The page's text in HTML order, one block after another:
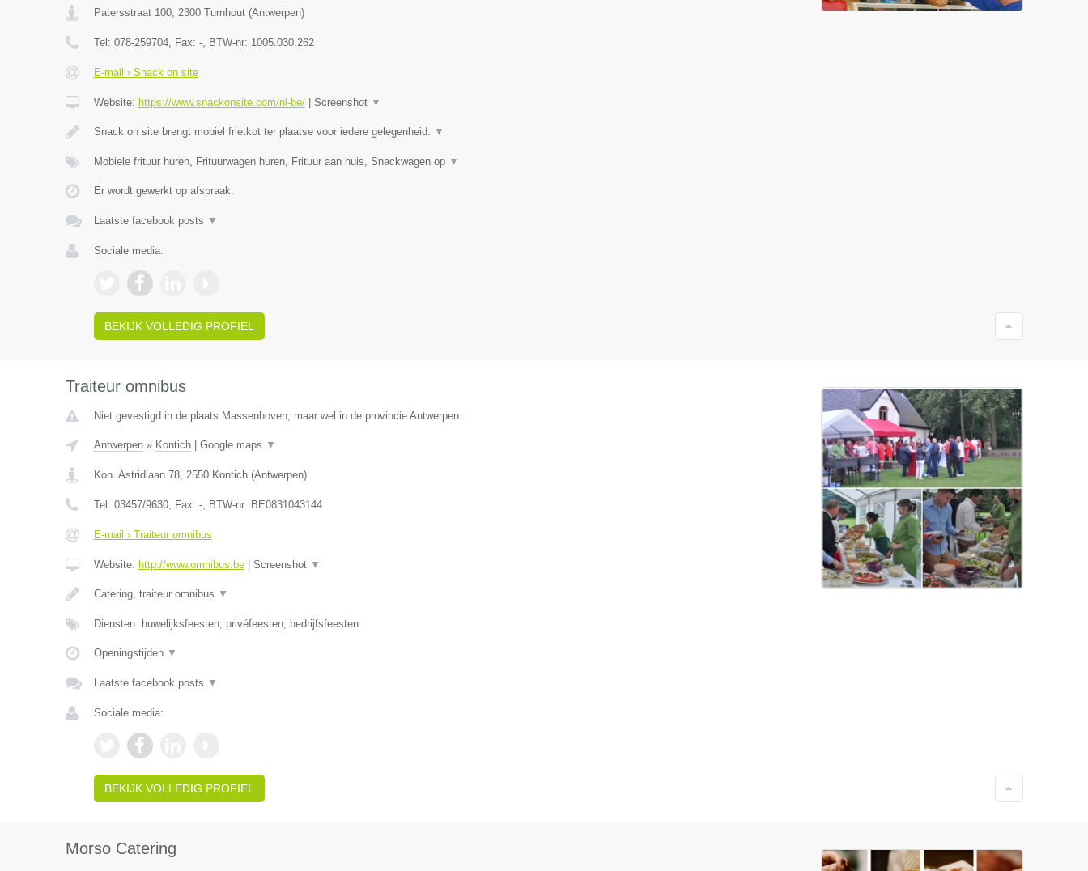
Patersstraat 100, 2300 Turnhout(Antwerpen)
Tel: 078-259704, Fax: -, BTW-nr: 1005.030.262
E-mail › Snack on site
Website: https://www.snackonsite.com/nl-be/| Screenshot ▼
Snack on site brengt mobiel frietkot ter plaatse voor iedere gelegenheid. ▼
Mobiele frituur huren, Frituurwagen huren, Frituur aan huis, Snackwagen op ▼
Er wordt gewerkt op afspraak.
Laatste facebook posts ▼
Sociale media:
BEKIJK VOLLEDIG PROFIEL
Traiteur omnibus
Niet gevestigd in de plaats Massenhoven, maar wel in de provincie Antwerpen.
Antwerpen» Kontich| Google maps ▼
Kon. Astridlaan 78, 2550 Kontich(Antwerpen)
Tel: 03457/9630, Fax: -, BTW-nr: BE0831043144
E-mail › Traiteur omnibus
Website: http://www.omnibus.be| Screenshot ▼
Catering, traiteur omnibus ▼
Diensten: huwelijksfeesten, privéfeesten, bedrijfsfeesten
Openingstijden ▼
Laatste facebook posts ▼
Sociale media:
BEKIJK VOLLEDIG PROFIEL
Morso Catering